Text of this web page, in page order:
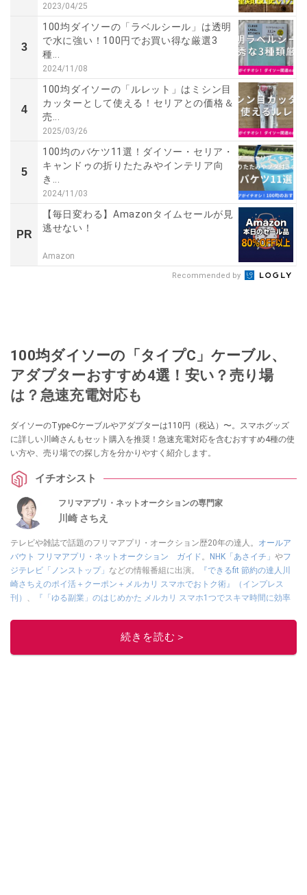
2023/04/25
3
100均ダイソーの「ラベルシール」は透明
で水に強い！100円でお買い得な厳選3
種...
2024/11/08
4
100均ダイソーの「ルレット」はミシン目
カッターとして使える！セリアとの価格＆
売...
2025/03/26
5
100均のバケツ11選！ダイソー・セリア・
キャンドゥの折りたたみやインテリア向
き...
2024/11/03
PR
【毎日変わる】Amazonタイムセールが見
逃せない！
Amazon
Recommended by
100均ダイソーの「タイプC」ケーブル、
アダプターおすすめ4選！安い？売り場
は？急速充電対応も
ダイソーのType-Cケーブルやアダプターは110円（税込）〜。スマホグッズ
に詳しい川崎さんもセット購入を推奨！急速充電対応を含むおすすめ4種の使
い方や、売り場での探し方を分かりやすく紹介します。
イチオシスト
フリマアプリ・ネットオークションの専門家
川崎 さちえ
テレビや雑誌で話題のフリマアプリ・オークション歴20年の達人。 オールア
バウト フリマアプリ・ネットオークション ガイド。 NHK「あさイチ」 やフ
ジテレビ「ノンストップ」 などの情報番組に出演。
『できるfit 節約の達人川
崎さちえのポイ活＋クーポン＋メルカリ スマホでおトク術』（インプレス
刊） 、
『「ゆる副業」のはじめかた メルカリ スマホ1つでスキマ時間に効率
ぜ日記」
■経歴：2003年、夫が子育てをするために、突然会社を辞める。翌月からの
給料が０円になり、家にいながら、しかも空いた時間でできるオークション
続きを読む＞